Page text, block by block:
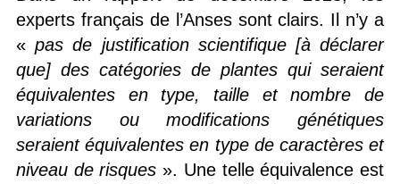
experts français de l’Anses sont clairs. Il n’y a
«pas de justification scientifique [à déclarer
que] des catégories de plantes qui seraient
équivalentes en type, taille et nombre de
variations ou modifications génétiques
seraient équivalentes en type de caractères et
niveau de risques ». Une telle équivalence est